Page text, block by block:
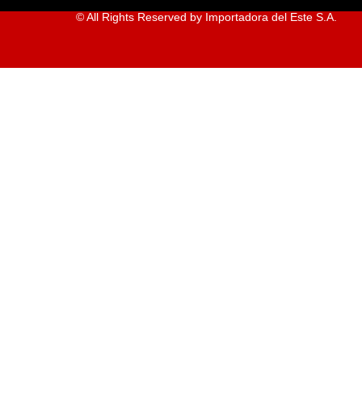
© All Rights Reserved by Importadora del Este S.A.